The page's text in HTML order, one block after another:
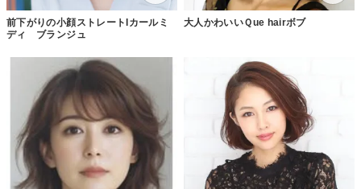
前下がりの小顔ストレートIカールミ
ディ ブランジュ
大人かわいいＱue hairボブ